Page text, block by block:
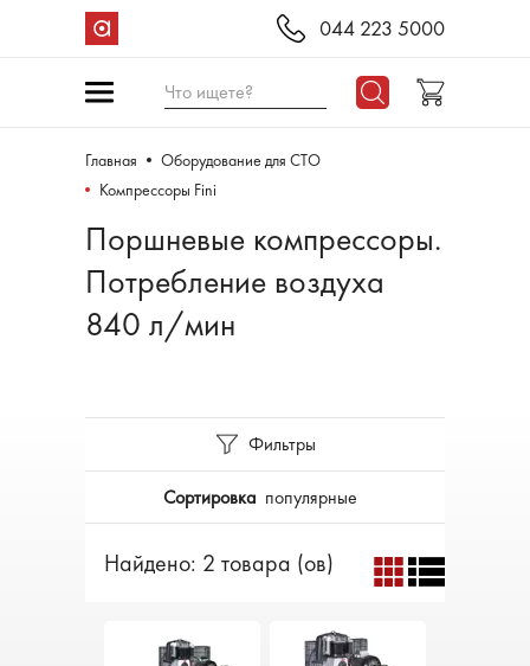
044 223 5000
Что ищете?
Главная
Оборудование для СТО
Компрессоры Fini
Поршневые компрессоры.
Потребление воздуха
840 л/мин
Фильтры
Сортировка популярные
Найдено: 2 товара (ов)